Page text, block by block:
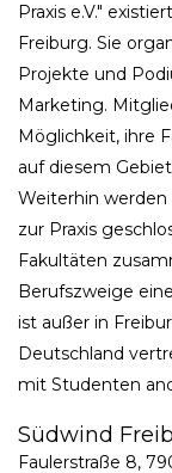
Praxis e.V."
Freiburg. Sie
Projekte und
Marketing.
Möglichkeit, ihre
auf diesem
Weiterhin
zur Praxis
Fakultäten
Berufszweige
ist außer in
Deutschland
mit Studenten
Südwind
Faulerstraße 8,